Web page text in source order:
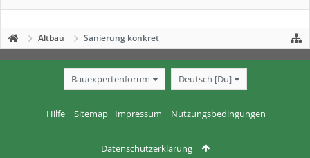
Altbau Sanierung konkret
Bauexpertenforum Deutsch [Du]
Hilfe Sitemap Impressum Nutzungsbedingungen
Datenschutzerklärung